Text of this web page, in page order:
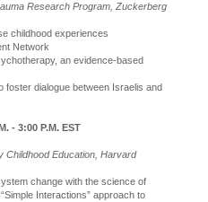
Research Program, Zuckerberg
childhood experiences
Network
an evidence-based
foster dialogue between Israelis and
- 3:00 P.M. EST
Childhood Education, Harvard
change with the science of
Interactions” approach to